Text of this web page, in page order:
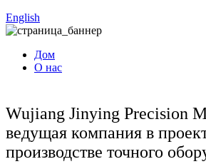
English
Дом
О нас
Wujiang Jinying Precision
ведущая компания в
производстве точного